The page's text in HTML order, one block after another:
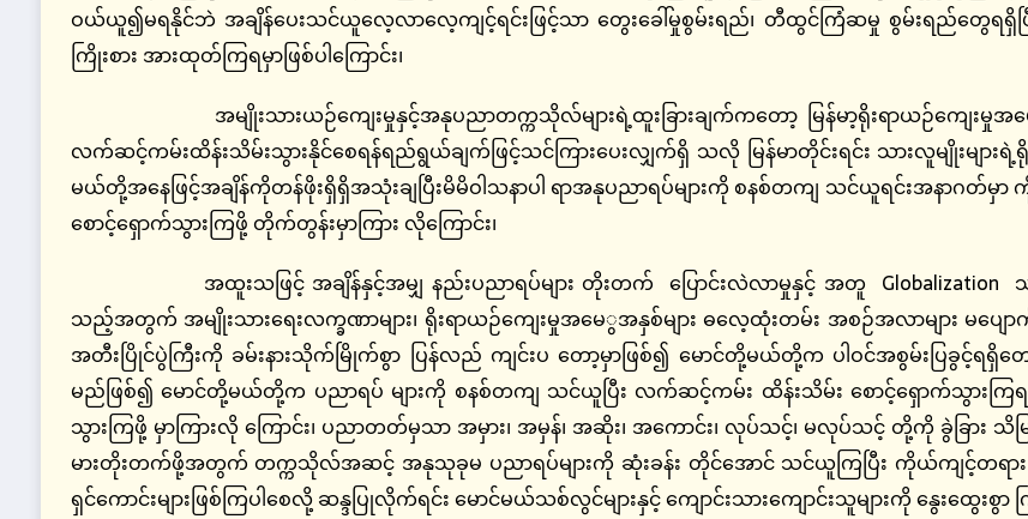
ဝယ်ယူ၍မရနိုင်ဘဲ အချိန်ပေးသင်ယူလေ့လာလေ့ကျင့်ရင်းဖြင့်သာ တွေးခေါ်မှုစွမ်းရည်၊ တီထွင်ကြံဆမှု စွမ်းရည်တွေရရှိ
ကြိုးစား အားထုတ်ကြရမှာဖြစ်ပါကြောင်း၊
အမျိုးသားယဉ်ကျေးမှုနှင့်အနုပညာတက္ကသိုလ်များရဲ့ထူးခြားချက်ကတော့ မြန်မာ့ရိုးရာယဉ်ကျေးမှုအမွေအ
လက်ဆင့်ကမ်းထိန်းသိမ်းသွားနိုင်စေရန်ရည်ရွယ်ချက်ဖြင့်သင်ကြားပေးလျှက်ရှိ သလို မြန်မာတိုင်းရင်း သားလူမျိုးများရဲ့
မယ်တို့အနေဖြင့်အချိန်ကိုတန်ဖိုးရှိရှိအသုံးချပြီးမိမိဝါသနာပါ ရာအနုပညာရပ်များကို စနစ်တကျ သင်ယူရင်းအနာဂ
စောင့်ရှောက်သွားကြဖို့ တိုက်တွန်းမှာကြား လိုကြောင်း၊
အထူးသဖြင့် အချိန်နှင့်အမျှ နည်းပညာရပ်များ တိုးတက် ပြောင်းလဲလာမှုနှင့် အတူ Globalization သဘ
သည့်အတွက် အမျိုးသားရေးလက္ခဏာများ၊ ရိုးရာယဉ်ကျေးမှုအမေွအနှစ်များ ဓလေ့ထုံးတမ်း အစဉ်အလာများ မပျော
အတီးပြိုင်ပွဲကြီးကို ခမ်းနားသိုက်မြိုက်စွာ ပြန်လည် ကျင်းပ တော့မှာဖြစ်၍ မောင်တို့မယ်တို့က ပါဝင်အစွမ်းပြခွင့်ရရှိတော့
မည်ဖြစ်၍ မောင်တို့မယ်တို့က ပညာရပ် များကို စနစ်တကျ သင်ယူပြီး လက်ဆင့်ကမ်း ထိန်းသိမ်း စောင့်ရှောက်သွားကြရ
သွားကြဖို့ မှာကြားလို ကြောင်း၊ ပညာတတ်မှသာ အမှား၊ အမှန်၊ အဆိုး၊ အကောင်း၊ လုပ်သင့်၊ မလုပ်သင့် တို့ကို ခွဲခြား သိ
မားတိုးတက်ဖို့အတွက် တက္ကသိုလ်အဆင့် အနုသုခုမ ပညာရပ်များကို ဆုံးခန်း တိုင်အောင် သင်ယူကြပြီး ကိုယ်ကျင့်တရာ
ရှင်ကောင်းများဖြစ်ကြပါစေလို့ ဆန္ဒပြုလိုက်ရင်း မောင်မယ်သစ်လွင်များနှင့် ကျောင်းသားကျောင်းသူများကို နွေးထွေးစွာ